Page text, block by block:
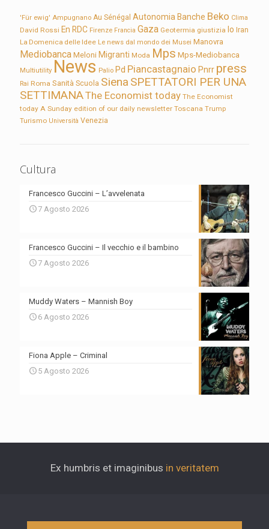
'Für ewig' Ampugnano Au Sénégal Autonomia Banche Beko Clima
David Rossi En RDC Firenze Francia Gaza Geotermia giustizia Io Iran
La Domenica delle Idee Le news dal mondo dei Musei Manovra
Mediobanca Meloni Migranti Moda Mps Mps-Mediobanca
Multiutility News Palio Pd Piancastagnaio Pnrr press
Rai Roma Sanità Scuola Siena SPETTATORI PER UNA
SETTIMANAThe Economist today The Economist
today A Sunday edition of our daily newsletter Toscana Trump
Turismo Università Venezia
Cultura
Francesco Guccini – L’avvelenata
7 Agosto 2026
Francesco Guccini – Il vecchio e il bambino
7 Agosto 2026
Muddy Waters – Mannish Boy
6 Agosto 2026
Fiona Apple – Criminal
5 Agosto 2026
Ex humbris et imaginibus in veritatem